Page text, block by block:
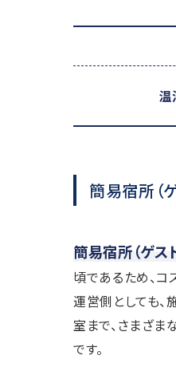
温
簡易宿所（
簡易宿所（ゲス
頃であるため、コ
運営側としても
室まで、さまざ
です。